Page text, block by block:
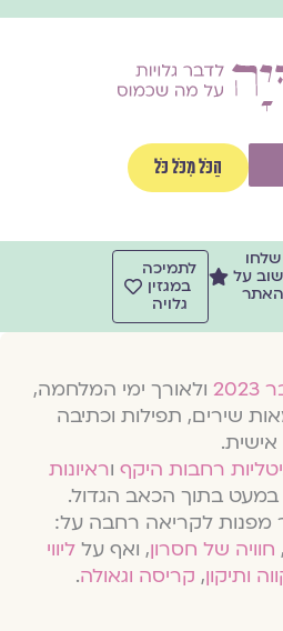
הַכֹּל מִכֹּל כֹּל
שלחו
על
לתמיכה
במגזין
גלויה
ולאורך ימי המלחמה,
שירים, תפילות וכתיבה
אישית.
רחבות היקףוראיונות
בתוך הכאב הגדול.
מפנות לקריאה רחבה על:
חוויה של חסרון, ואף עלליווי
ותיקון,קריסה וגאולה.